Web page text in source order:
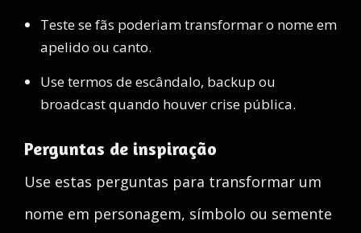
Teste se fãs poderiam transformar o nome em
apelido ou canto.
Use termos de escândalo, backup ou
broadcast quando houver crise pública.
Perguntas de inspiração
Use estas perguntas para transformar um
nome em personagem, símbolo ou semente